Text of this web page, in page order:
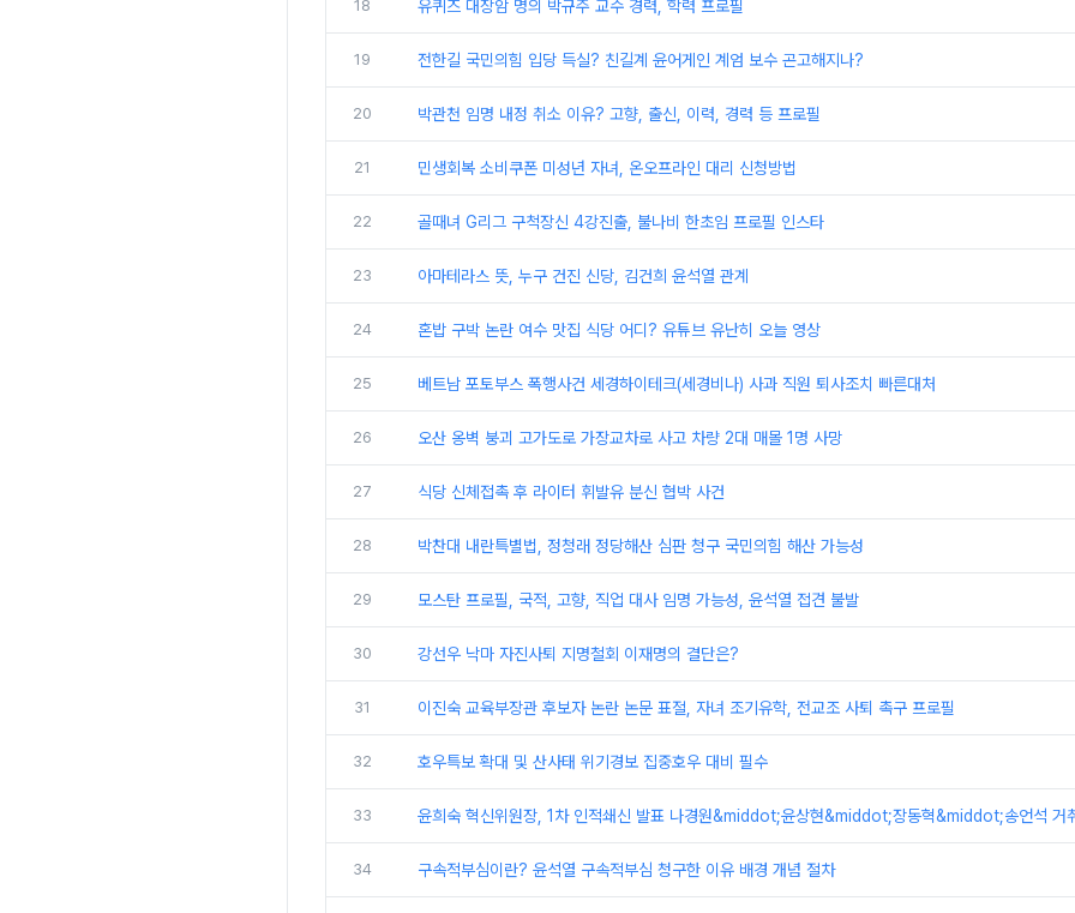
18 유퀴즈 대장암 명의 박규주 교수 경력, 학력 프로필
19 전한길 국민의힘 입당 득실? 친길계 윤어게인 계엄 보수 곤고해지나?
20 박관천 임명 내정 취소 이유? 고향, 출신, 이력, 경력 등 프로필
21 민생회복 소비쿠폰 미성년 자녀, 온오프라인 대리 신청방법
22 골때녀 G리그 구척장신 4강진출, 불나비 한초임 프로필 인스타
23 아마테라스 뜻, 누구 건진 신당, 김건희 윤석열 관계
24 혼밥 구박 논란 여수 맛집 식당 어디? 유튜브 유난히 오늘 영상
25 베트남 포토부스 폭행사건 세경하이테크(세경비나) 사과 직원 퇴사조치 빠른대처
26 오산 옹벽 붕괴 고가도로 가장교차로 사고 차량 2대 매몰 1명 사망
27 식당 신체접촉 후 라이터 휘발유 분신 협박 사건
28 박찬대 내란특별법, 정청래 정당해산 심판 청구 국민의힘 해산 가능성
29 모스탄 프로필, 국적, 고향, 직업 대사 임명 가능성, 윤석열 접견 불발
30 강선우 낙마 자진사퇴 지명철회 이재명의 결단은?
31 이진숙 교육부장관 후보자 논란 논문 표절, 자녀 조기유학, 전교조 사퇴 촉구 프로필
32 호우특보 확대 및 산사태 위기경보 집중호우 대비 필수
33 윤희숙 혁신위원장, 1차 인적쇄신 발표 나경원&middot;윤상현&middot;장동혁&middot;송언석 거
34 구속적부심이란? 윤석열 구속적부심 청구한 이유 배경 개념 절차